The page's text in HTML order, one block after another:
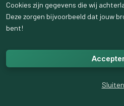
#magnesium#beyuna#cleanlabel
#magnesiumcitraat
marijkezuidema.beyuna.com
Cookies zijn gegevens die wij
Deze zorgen bijvoorbeeld dat jouw
bent!
Sluiten